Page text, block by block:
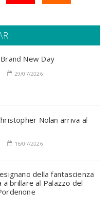
New Day
29/07/2026
Nolan arriva al
16/07/2026
della fantascienza
a brillare al Palazzo del